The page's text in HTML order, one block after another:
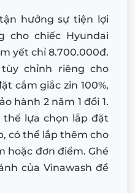
hưởng sự tiện lợi
cho chiếc Hyundai
yết chỉ 8.700.000đ.
chỉnh riêng cho
cắm giắc zin 100%,
hành 2 năm 1 đổi 1.
thể lựa chọn lắp đặt
có thể lắp thêm cho
hoặc đơn điểm. Ghé
của Vinawash để